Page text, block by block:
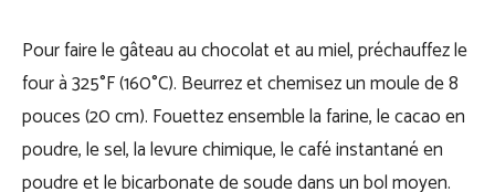
Pour faire le gâteau au chocolat et au miel, préchauffez le
four à 325°F (160°C). Beurrez et chemisez un moule de 8
pouces (20 cm). Fouettez ensemble la farine, le cacao en
poudre, le sel, la levure chimique, le café instantané en
poudre et le bicarbonate de soude dans un bol moyen.